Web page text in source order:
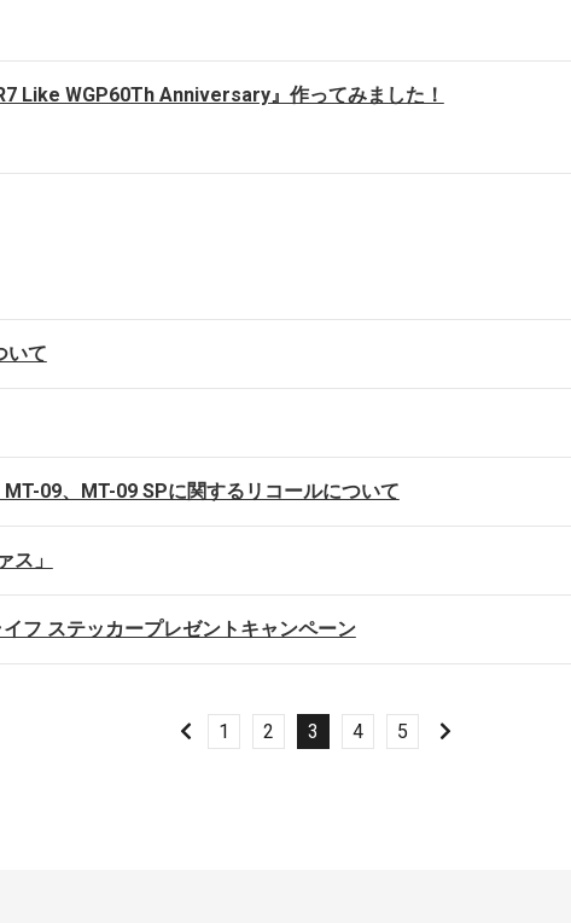
Like WGP60Th Anniversary』作ってみました！
いて
09、MT-09 SPに関するリコールについて
ス」
フ ステッカープレゼントキャンペーン
1 2 3 4 5